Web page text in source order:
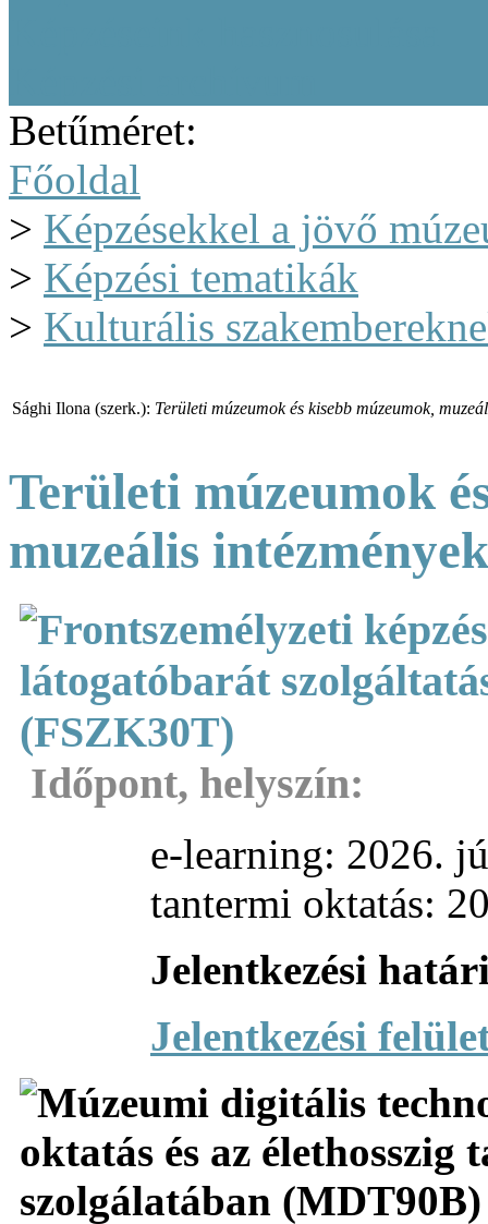
Betűméret:
Főoldal
> Képzésekkel a jövő
> Képzési tematikák
> Kulturális
Sághi Ilona (szerk.): Területi múzeumok és kisebb múzeumok,
Területi múzeumok
muzeális
Időpont, helyszín:
e-learning: 2026.
tantermi oktatás:
Jelentkezési
Jelentkezési